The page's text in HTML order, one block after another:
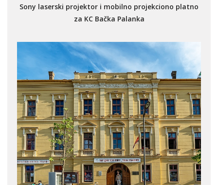
Sony laserski projektor i mobilno projekciono platno
za KC Bačka Palanka